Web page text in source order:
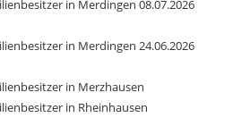
in Merdingen 08.07.2026
in Merdingen 24.06.2026
in Merzhausen
in Rheinhausen